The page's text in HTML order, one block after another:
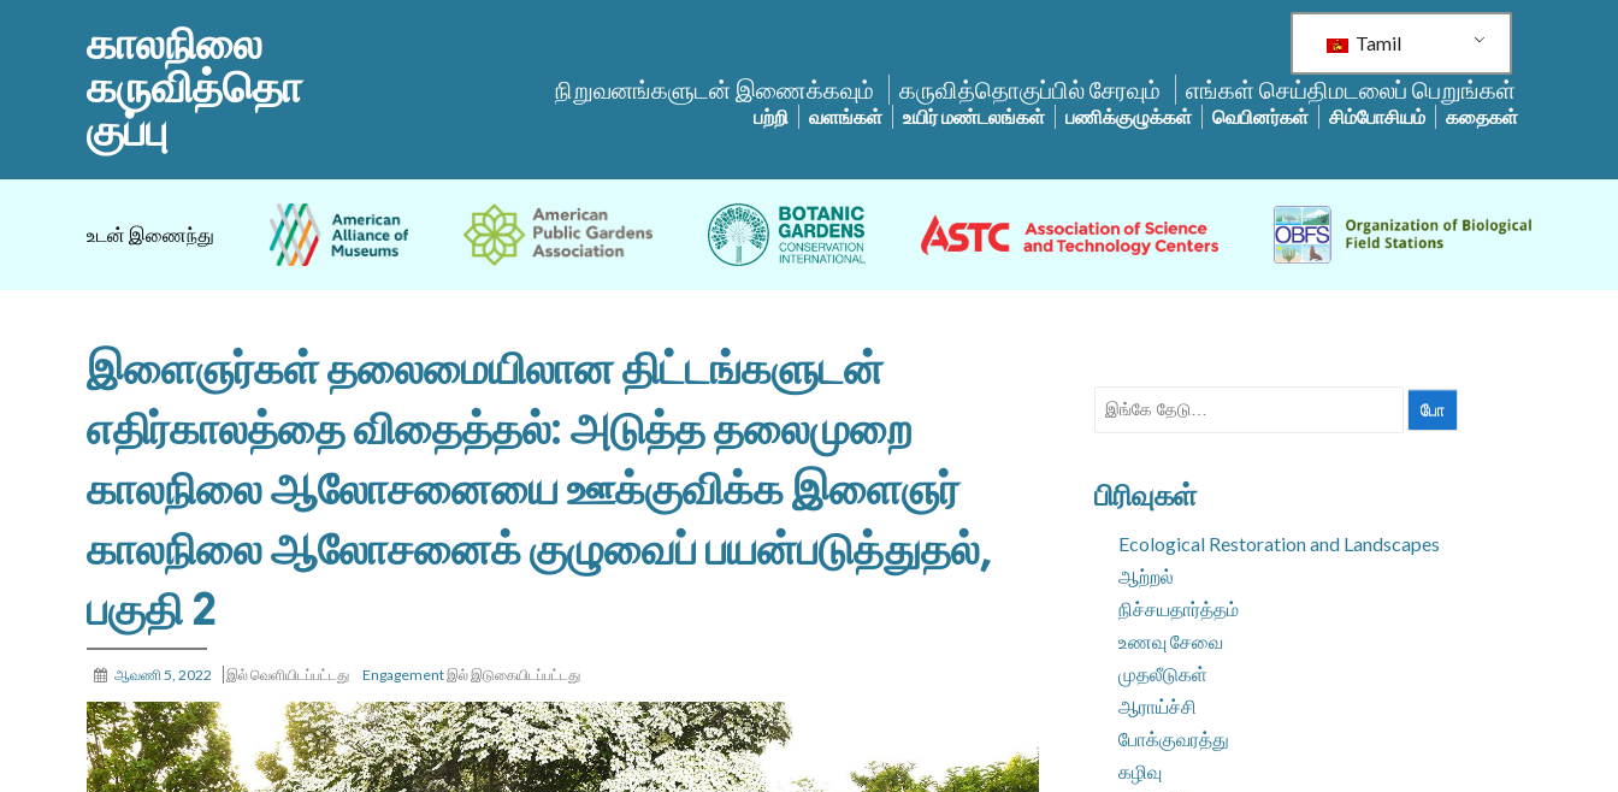
காலநிலை
கருவித்தொ
குப்பு
Tamil
நிறுவனங்களுடன் இணைக்கவும் கருவித்தொகுப்பில் சேரவும் எங்கள் செய்திமடலைப் பெறுங்கள்
பற்றி வளங்கள் உயிர் மண்டலங்கள் பணிக்குழுக்கள் வெபினர்கள் சிம்போசியம் கதைகள்
உடன் இணைந்து
இளைஞர்கள் தலைமையிலான திட்டங்களுடன்
எதிர்காலத்தை விதைத்தல்: அடுத்த தலைமுறை
காலநிலை ஆலோசனையை ஊக்குவிக்க இளைஞர்
காலநிலை ஆலோசனைக் குழுவைப் பயன்படுத்துதல்,
பகுதி 2
ஆவணி 5, 2022 இல் வெளியிடப்பட்டது Engagementஇல் இடுகையிடப்பட்டது
தேட:
பிரிவுகள்
Ecological Restoration and Landscapes
ஆற்றல்
நிச்சயதார்த்தம்
உணவு சேவை
முதலீடுகள்
ஆராய்ச்சி
போக்குவரத்து
கழிவு